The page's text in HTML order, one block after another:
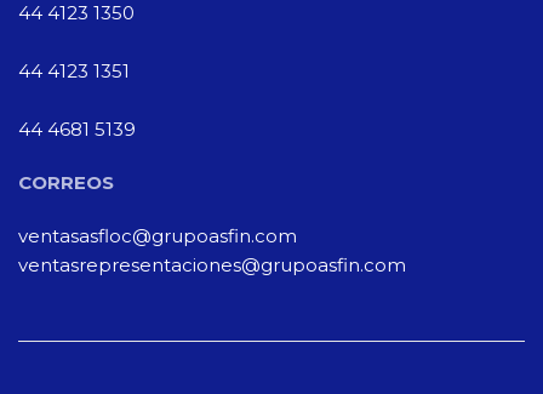
44 4123 1350
44 4123 1351
44 4681 5139
CORREOS
ventasasfloc@grupoasfin.com
ventasrepresentaciones@grupoasfin.com